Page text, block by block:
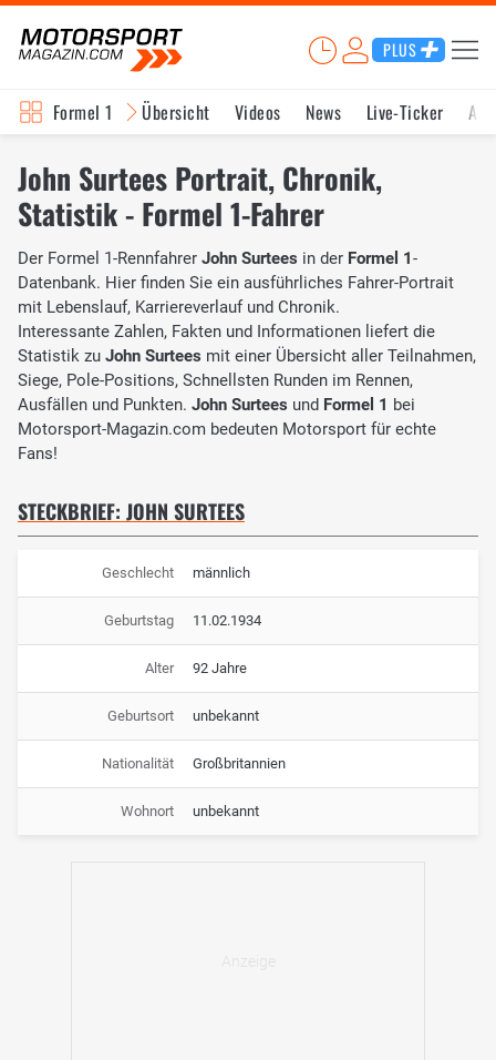
PLUS
Formel 1 Übersicht Videos News Live-Ticker
John Surtees Portrait, Chronik,
Statistik - Formel 1-Fahrer
Der Formel 1-Rennfahrer John Surtees in der Formel 1-
Datenbank. Hier finden Sie ein ausführliches Fahrer-Portrait
mit Lebenslauf, Karriereverlauf und Chronik.
Interessante Zahlen, Fakten und Informationen liefert die
Statistik zu John Surtees mit einer Übersicht aller Teilnahmen,
Siege, Pole-Positions, Schnellsten Runden im Rennen,
Ausfällen und Punkten. John Surtees und Formel 1 bei
Motorsport-Magazin.com bedeuten Motorsport für echte
Fans!
STECKBRIEF: JOHN SURTEES
Geschlecht männlich
Geburtstag 11.02.1934
Alter 92 Jahre
Geburtsort unbekannt
Nationalität Großbritannien
Wohnort unbekannt